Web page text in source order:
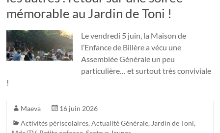
loisir
mémorable au Jardin de Toni !
Le vendredi 5 juin, la Maison de
l’Enfance de Billère a vécu une
Assemblée Générale un peu
particulière… et surtout très conviviale
!
Maeva
16 juin 2026
Activités périscolaires,Actualité Générale, Jardin de Toni,